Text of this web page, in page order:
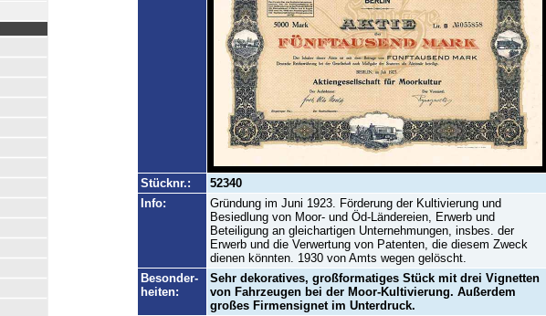
Stücknr.:
52340
Info:
Gründung im Juni 1923. Förderung der Kultivierung und
Besiedlung von Moor- und Öd-Ländereien, Erwerb und
Beteiligung an gleichartigen Unternehmungen, insbes. der
Erwerb und die Verwertung von Patenten, die diesem Zweck
dienen könnten. 1930 von Amts wegen gelöscht.
Besonder-
heiten:
Sehr dekoratives, großformatiges Stück mit drei Vignetten
von Fahrzeugen bei der Moor-Kultivierung. Außerdem
großes Firmensignet im Unterdruck.